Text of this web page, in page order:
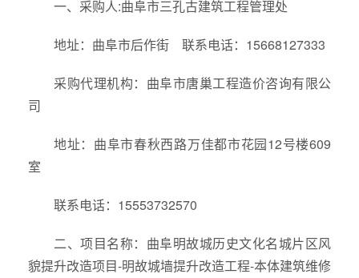
一、采购人:曲阜市三孔古建筑工程管理处
地址：曲阜市后作街 联系电话：15668127333
采购代理机构：曲阜市唐巢工程造价咨询有限公
司
地址：曲阜市春秋西路万佳都市花园12号楼609
室
联系电话：15553732570
二、项目名称：曲阜明故城历史文化名城片区风
貌提升改造项目-明故城墙提升改造工程-本体建筑维修